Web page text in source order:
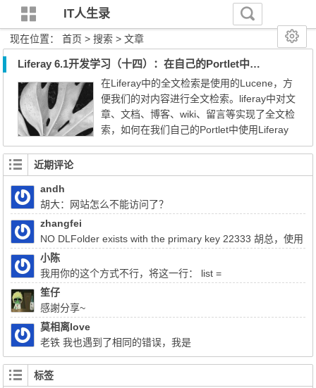
IT人生录
现在位置：首页 > 搜索 > 文章
Liferay 6.1开发学习（十四）：在自己的Portlet中使用Liferay的全文检索
在Liferay中的全文检索是使用的Lucene，方
便我们的对内容进行全文检索。liferay中对文
章、文档、博客、wiki、留言等实现了全文检
索，如何在我们自己的Portlet中使用Liferay
的全文检索呢？ 实例场景如下： 我们自己实
类，比如存放新闻的类叫做CmsArticle。我们
索新闻正文、标题、摘要、作者等，同时可
近期评论
andh
胡大：网站怎么不能访问了？
zhangfei
NO DLFolder exists with the primary key 22333 胡总，使用
liferay上传文件报了这个错，该怎么解决
小陈
我用你的这个方式不行，将这一行： list =
(List)QueryUtil.list(q, getDialect(),start, end, false); 注释掉换成：
list = q.list();前面的：Query q = session.createQuery(sql); 换成
Query q = session.createSQLQuery(HQL).addEntity("这里是xx-
service.xml的名称", 类名Impl.class);就可以实现查询功能了。但是
有个问题就是只能得到该类的所有属性所对应的值，其它类的值无
法获得。比如我们的sql写联查就只能得到其中一张表的数据而不是
该SQL语句查询到的所有数据。求教该如何解决的好呢？
笙仔
感謝分享~
莫相离love
老铁 我也遇到了相同的错误，我是
Liferay7.0.4+openldap2.4报的这个错，请问你解决了吗？
标签